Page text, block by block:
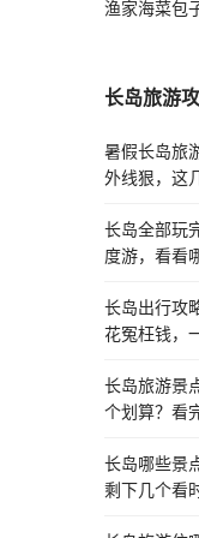
渔家海菜包
长岛旅游
暑假长岛旅
外线狠，这
长岛全部玩
度游，看看
长岛出行攻
花冤枉钱，
长岛旅游景
个划算？看
长岛哪些景
剩下几个看